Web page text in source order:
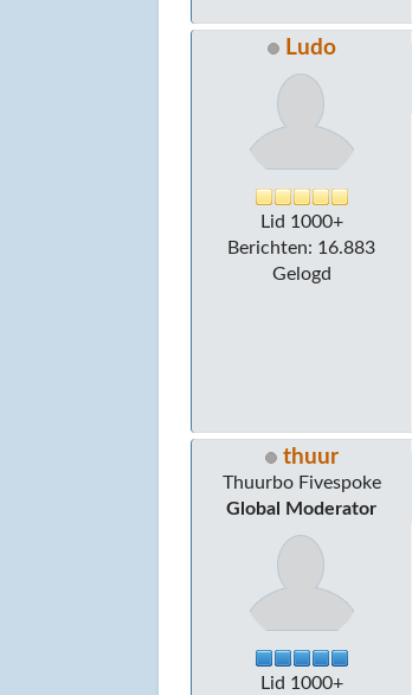
Ludo
Lid 1000+
Berichten: 16.883
Gelogd
thuur
Thuurbo Fivespoke
Global Moderator
Lid 1000+